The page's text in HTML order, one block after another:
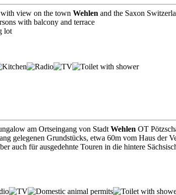
view on the town Wehlen and the Saxon
with balcony and terrace
lot
am Ortseingang von Stadt Wehlen OT
gelegenen Grundstücks, etwa 60m vom Haus
auch für ausgedehnte Touren in die hintere